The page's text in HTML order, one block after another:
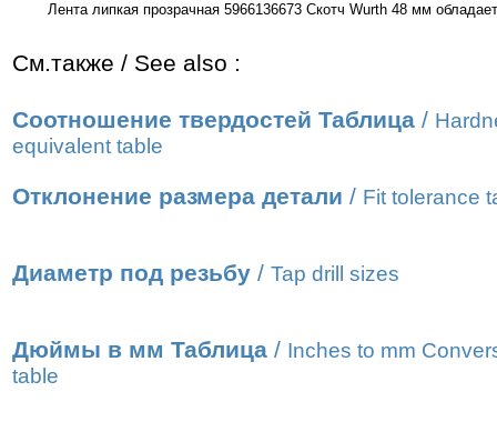
Лента липкая прозрачная 5966136673 Скотч Wurth 48 мм
См.также / See also :
Соотношение твердостей Таблица /
equivalent table
Отклонение размера детали / Fit tolerance
Диаметр под резьбу / Tap drill sizes
Дюймы в мм Таблица / Inches to mm
table